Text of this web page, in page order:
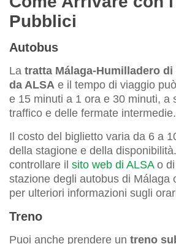
Pubblici
Autobus
La tratta Málaga-Humilladero
da ALSA e il tempo di viaggio
e 15 minuti a 1 ora e 30 minuti, a
traffico e delle fermate intermedie.
Il costo del biglietto varia da 6 a
della stagione e della
controllare il sito web di ALSAo di
stazione degli autobus di Málaga
per ulteriori informazioni sugli
Treno
Puoi anche prendere un treno